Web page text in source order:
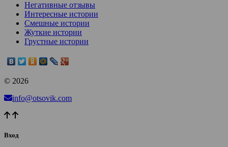
Негативные отзывы
Интересные истории
Смешные истории
Жуткие истории
Грустные истории
© 2026
info@otsovik.com
Вход